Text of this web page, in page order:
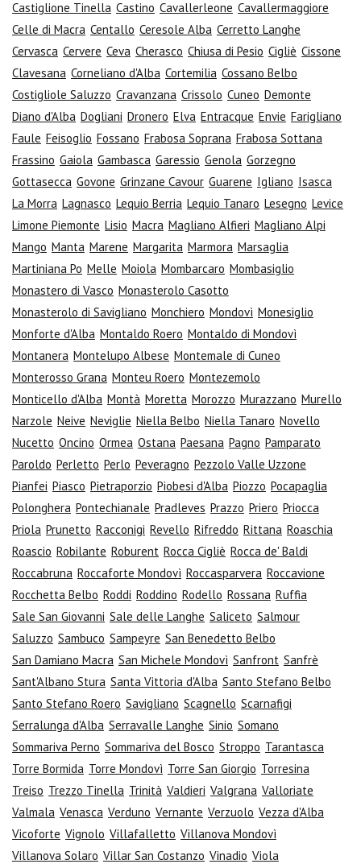
Castiglione Tinella Castino Cavallerleone Cavallermaggiore
Celle di Macra Centallo Ceresole Alba Cerretto Langhe
Cervasca Cervere Ceva Cherasco Chiusa di Pesio Cigliè Cissone
Clavesana Corneliano d'Alba Cortemilia Cossano Belbo
Costigliole Saluzzo Cravanzana Crissolo Cuneo Demonte
Diano d'Alba Dogliani Dronero Elva Entracque Envie Farigliano
Faule Feisoglio Fossano Frabosa Soprana Frabosa Sottana
Frassino Gaiola Gambasca Garessio Genola Gorzegno
Gottasecca Govone Grinzane Cavour Guarene Igliano Isasca
La Morra Lagnasco Lequio Berria Lequio Tanaro Lesegno Levice
Limone Piemonte Lisio Macra Magliano Alfieri Magliano Alpi
Mango Manta Marene Margarita Marmora Marsaglia
Martiniana Po Melle Moiola Mombarcaro Mombasiglio
Monastero di Vasco Monasterolo Casotto
Monasterolo di Savigliano Monchiero Mondovì Monesiglio
Monforte d'Alba Montaldo Roero Montaldo di Mondovì
Montanera Montelupo Albese Montemale di Cuneo
Monterosso Grana Monteu Roero Montezemolo
Monticello d'Alba Montà Moretta Morozzo Murazzano Murello
Narzole Neive Neviglie Niella Belbo Niella Tanaro Novello
Nucetto Oncino Ormea Ostana Paesana Pagno Pamparato
Paroldo Perletto Perlo Peveragno Pezzolo Valle Uzzone
Pianfei Piasco Pietraporzio Piobesi d'Alba Piozzo Pocapaglia
Polonghera Pontechianale Pradleves Prazzo Priero Priocca
Priola Prunetto Racconigi Revello Rifreddo Rittana Roaschia
Roascio Robilante Roburent Rocca Cigliè Rocca de' Baldi
Roccabruna Roccaforte Mondovì Roccasparvera Roccavione
Rocchetta Belbo Roddi Roddino Rodello Rossana Ruffia
Sale San Giovanni Sale delle Langhe Saliceto Salmour
Saluzzo Sambuco Sampeyre San Benedetto Belbo
San Damiano Macra San Michele Mondovì Sanfront Sanfrè
Sant'Albano Stura Santa Vittoria d'Alba Santo Stefano Belbo
Santo Stefano Roero Savigliano Scagnello Scarnafigi
Serralunga d'Alba Serravalle Langhe Sinio Somano
Sommariva Perno Sommariva del Bosco Stroppo Tarantasca
Torre Bormida Torre Mondovì Torre San Giorgio Torresina
Treiso Trezzo Tinella Trinità Valdieri Valgrana Valloriate
Valmala Venasca Verduno Vernante Verzuolo Vezza d'Alba
Vicoforte Vignolo Villafalletto Villanova Mondovì
Villanova Solaro Villar San Costanzo Vinadio Viola